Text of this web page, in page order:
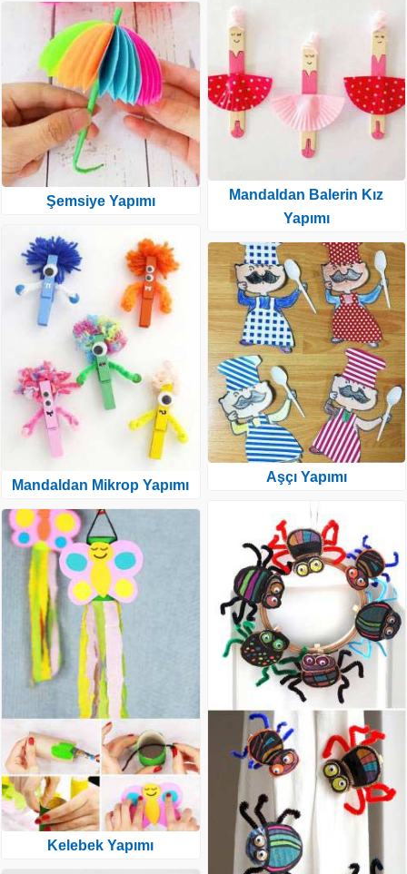
Şemsiye Yapımı
Mandaldan Mikrop Yapımı
Kelebek Yapımı
Mandaldan Balerin Kız
Yapımı
Aşçı Yapımı